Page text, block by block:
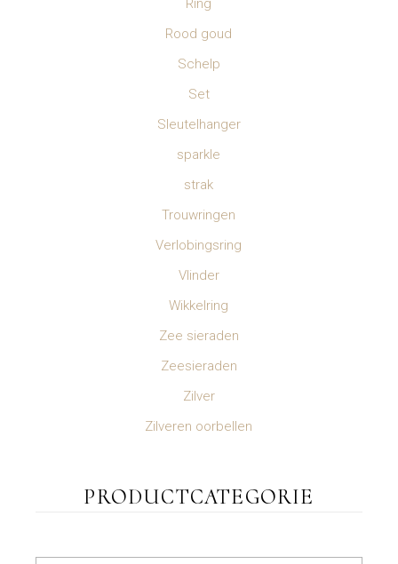
Rood goud
Schelp
Set
Sleutelhanger
sparkle
strak
Trouwringen
Verlobingsring
Vlinder
Wikkelring
Zee sieraden
Zeesieraden
Zilver
Zilveren oorbellen
PRODUCTCATEGORIE